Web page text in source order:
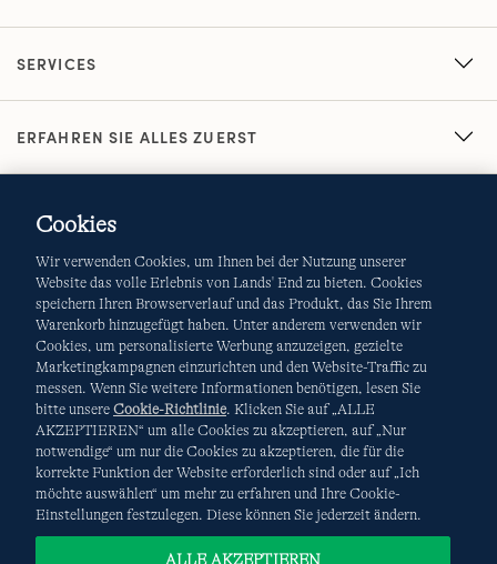
SERVICES
ERFAHREN SIE ALLES ZUERST
AGB Datenschutz & Sicherheit
Cookies-Ich möchte auswählen Site Map
Internationale Websites
Diese Website ist durch reCAPTCHA geschützt. Es gelten die
DatenschutzerklärungundNutzungsbedingungen
Google.
Cookies
Wir verwenden Cookies, um Ihnen bei der Nutzung unserer
Website das volle Erlebnis von Lands' End zu bieten. Cookies
speichern Ihren Browserverlauf und das Produkt, das Sie Ihrem
Warenkorb hinzugefügt haben. Unter anderem verwenden wir
Cookies, um personalisierte Werbung anzuzeigen, gezielte
Marketingkampagnen einzurichten und den Website-Traffic zu
messen. Wenn Sie weitere Informationen benötigen, lesen Sie
bitte unsere Cookie-Richtlinie. Klicken Sie auf „ALLE
AKZEPTIEREN“ um alle Cookies zu akzeptieren, auf „Nur
notwendige“ um nur die Cookies zu akzeptieren, die für die
korrekte Funktion der Website erforderlich sind oder auf „Ich
möchte auswählen“ um mehr zu erfahren und Ihre Cookie-
Einstellungen festzulegen. Diese können Sie jederzeit ändern.
ALLE AKZEPTIEREN